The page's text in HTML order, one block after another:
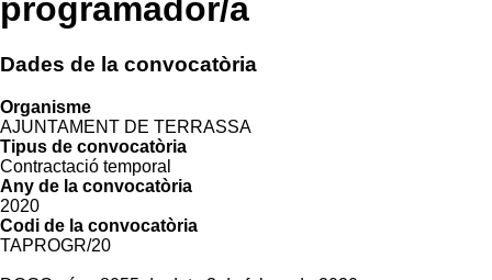
programador/a
Dades de la convocatòria
Organisme
AJUNTAMENT DE TERRASSA
Tipus de convocatòria
Contractació temporal
Any de la convocatòria
2020
Codi de la convocatòria
TAPROGR/20